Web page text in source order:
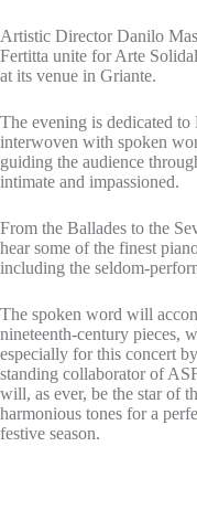
Artistic Director Danilo
Fertitta unite for Arte
at its venue in Griante.
The evening is dedicated to
interwoven with spoken
guiding the audience
intimate and impassioned.
From the Ballades to the
hear some of the finest
including the seldom-
The spoken word will
nineteenth-century pieces,
especially for this concert
standing collaborator of
will, as ever, be the star of
harmonious tones for a
festive season.